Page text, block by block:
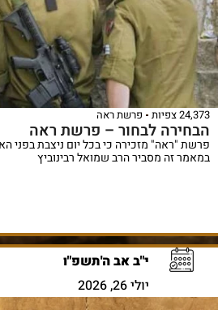
24,373 צפיות פרשת ראה
הבחירה לבחור – פרשת ראה
פרשת "ראה" מזכירה כי בכל יום ניצבת בפני
במאמר זה מסביר הרב שמואל רבינוביץ
י"ב אב ה'תשפ"ו
יולי 26, 2026